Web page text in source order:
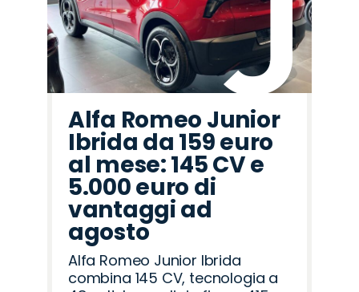
Alfa Romeo Junior
Ibrida da 159 euro
al mese: 145 CV e
5.000 euro di
vantaggi ad
agosto
Alfa Romeo Junior Ibrida
combina 145 CV, tecnologia a